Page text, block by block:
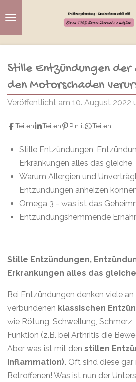
Stille Entzündungen der
den Motorschaden
Veröffentlicht am 10. August 2022
Teilen Teilen Pin it Teilen
Stille Entzündungen,
Erkrankungen alles das gleiche
Warum Allergien und
Entzündungen anheizen können
Omega 3 - was ist das
Entzündungshemmende
Stille Entzündungen,
Erkrankungen alles das gleiche
Bei Entzündungen denken viele
verbundenen klassischen
wie Rötung, Schwellung,
Funktion (z.B. bei Arthritis die
Aber was ist mit den stillen
Inflammation). Oft sind diese
Betroffenen! Was ist nun der